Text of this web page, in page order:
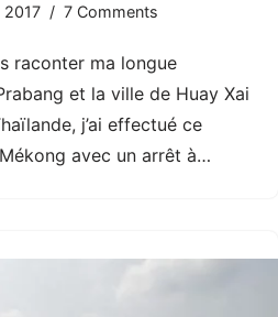
2017 7 Comments
raconter ma longue
et la ville de Huay Xai
j’ai effectué ce
avec un arrêt à…